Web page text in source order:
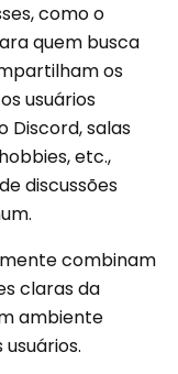
como o
quem busca
os
usuários
Discord, salas
etc.,
discussões
combinam
claras da
ambiente